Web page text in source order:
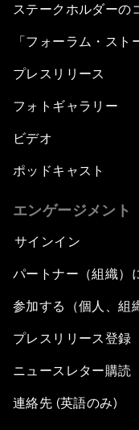
ステークホルダーの
「フォーラム・スト
プレスリリース
フォトギャラリー
ビデオ
ポッドキャスト
エンゲージメント
サインイン
パートナー（組織）
参加する（個人、組
プレスリリース登録
ニュースレター購読
連絡先 (英語のみ)